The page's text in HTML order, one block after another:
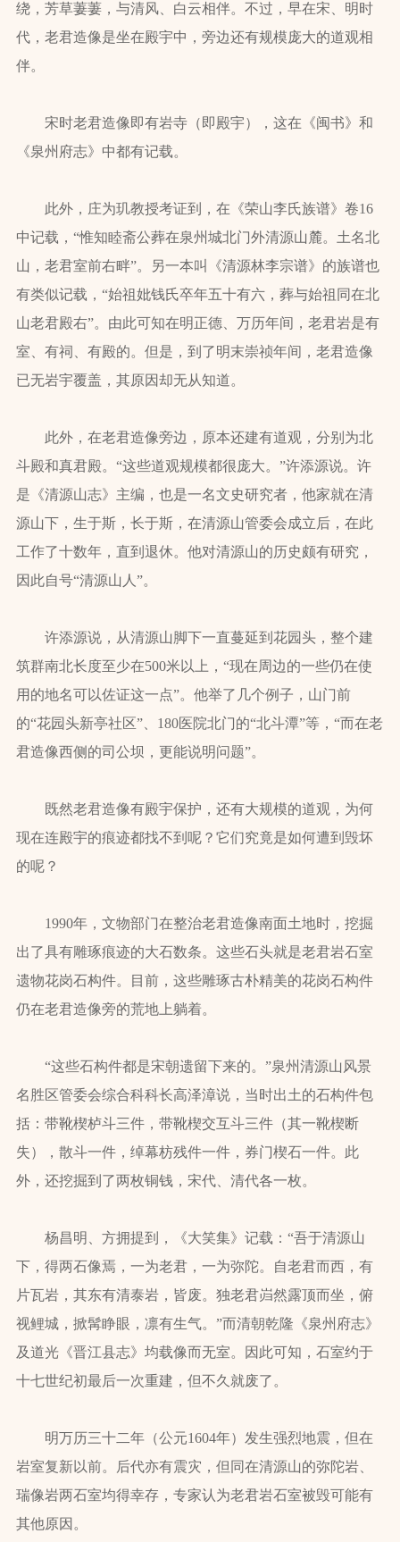
绕，芳草萋萋，与清风、白云相伴。不过，早在宋、明时
代，老君造像是坐在殿宇中，旁边还有规模庞大的道观相
伴。
宋时老君造像即有岩寺（即殿宇），这在《闽书》和
《泉州府志》中都有记载。
此外，庄为玑教授考证到，在《荣山李氏族谱》卷16
中记载，“惟知睦斋公葬在泉州城北门外清源山麓。土名北
山，老君室前右畔”。另一本叫《清源林李宗谱》的族谱也
有类似记载，“始祖妣钱氏卒年五十有六，葬与始祖同在北
山老君殿右”。由此可知在明正德、万历年间，老君岩是有
室、有祠、有殿的。但是，到了明末崇祯年间，老君造像
已无岩宇覆盖，其原因却无从知道。
此外，在老君造像旁边，原本还建有道观，分别为北
斗殿和真君殿。“这些道观规模都很庞大。”许添源说。许
是《清源山志》主编，也是一名文史研究者，他家就在清
源山下，生于斯，长于斯，在清源山管委会成立后，在此
工作了十数年，直到退休。他对清源山的历史颇有研究，
因此自号“清源山人”。
许添源说，从清源山脚下一直蔓延到花园头，整个建
筑群南北长度至少在500米以上，“现在周边的一些仍在使
用的地名可以佐证这一点”。他举了几个例子，山门前
的“花园头新亭社区”、180医院北门的“北斗潭”等，“而在老
君造像西侧的司公坝，更能说明问题”。
既然老君造像有殿宇保护，还有大规模的道观，为何
现在连殿宇的痕迹都找不到呢？它们究竟是如何遭到毁坏
的呢？
1990年，文物部门在整治老君造像南面土地时，挖掘
出了具有雕琢痕迹的大石数条。这些石头就是老君岩石室
遗物花岗石构件。目前，这些雕琢古朴精美的花岗石构件
仍在老君造像旁的荒地上躺着。
“这些石构件都是宋朝遗留下来的。”泉州清源山风景
名胜区管委会综合科科长高泽漳说，当时出土的石构件包
括：带靴楔栌斗三件，带靴楔交互斗三件（其一靴楔断
失），散斗一件，绰幕枋残件一件，券门楔石一件。此
外，还挖掘到了两枚铜钱，宋代、清代各一枚。
杨昌明、方拥提到，《大笑集》记载：“吾于清源山
下，得两石像焉，一为老君，一为弥陀。自老君而西，有
片瓦岩，其东有清泰岩，皆废。独老君岿然露顶而坐，俯
视鲤城，掀髯睁眼，凛有生气。”而清朝乾隆《泉州府志》
及道光《晋江县志》均载像而无室。因此可知，石室约于
十七世纪初最后一次重建，但不久就废了。
明万历三十二年（公元1604年）发生强烈地震，但在
岩室复新以前。后代亦有震灾，但同在清源山的弥陀岩、
瑞像岩两石室均得幸存，专家认为老君岩石室被毁可能有
其他原因。